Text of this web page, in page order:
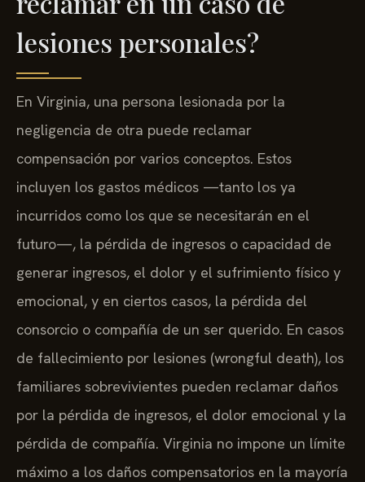
lesiones personales?
En Virginia, una persona lesionada por la
negligencia de otra puede reclamar
compensación por varios conceptos. Estos
incluyen los gastos médicos —tanto los ya
incurridos como los que se necesitarán en el
futuro—, la pérdida de ingresos o capacidad de
generar ingresos, el dolor y el sufrimiento físico y
emocional, y en ciertos casos, la pérdida del
consorcio o compañía de un ser querido. En casos
de fallecimiento por lesiones (wrongful death), los
familiares sobrevivientes pueden reclamar daños
por la pérdida de ingresos, el dolor emocional y la
pérdida de compañía. Virginia no impone un límite
máximo a los daños compensatorios en la mayoría